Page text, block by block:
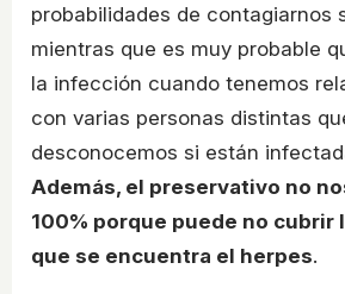
probabilidades de contagiarnos
mientras que es muy probable
la infección cuando tenemos
con varias personas distintas
desconocemos si están
Además, el preservativo no
100% porque puede no cubrir
que se encuentra el herpes.